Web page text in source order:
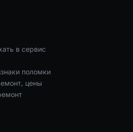
в сервис
поломки
цены